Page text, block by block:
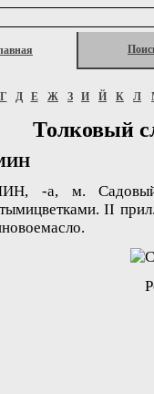
Г Д Е Ж З И Й К Л
Толковый
-а, м. Садовый
II